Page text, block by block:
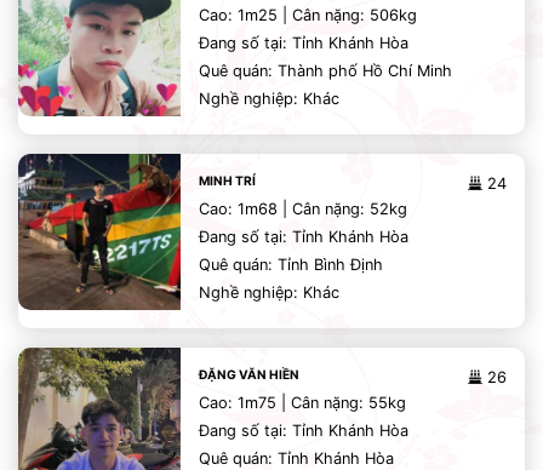
Cao: 1m25 | Cân nặng: 506kg
Đang số tại: Tỉnh Khánh Hòa
Quê quán: Thành phố Hồ Chí Minh
Nghề nghiệp: Khác
24
MINH TRÍ
Cao: 1m68 | Cân nặng: 52kg
Đang số tại: Tỉnh Khánh Hòa
Quê quán: Tỉnh Bình Định
Nghề nghiệp: Khác
26
ĐẶNG VĂN HIỀN
Cao: 1m75 | Cân nặng: 55kg
Đang số tại: Tỉnh Khánh Hòa
Quê quán: Tỉnh Khánh Hòa